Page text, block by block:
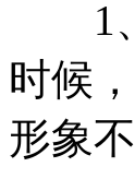
1、
时候
形象